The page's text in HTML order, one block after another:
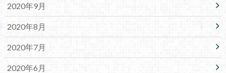
2020年9月
2020年8月
2020年7月
2020年6月